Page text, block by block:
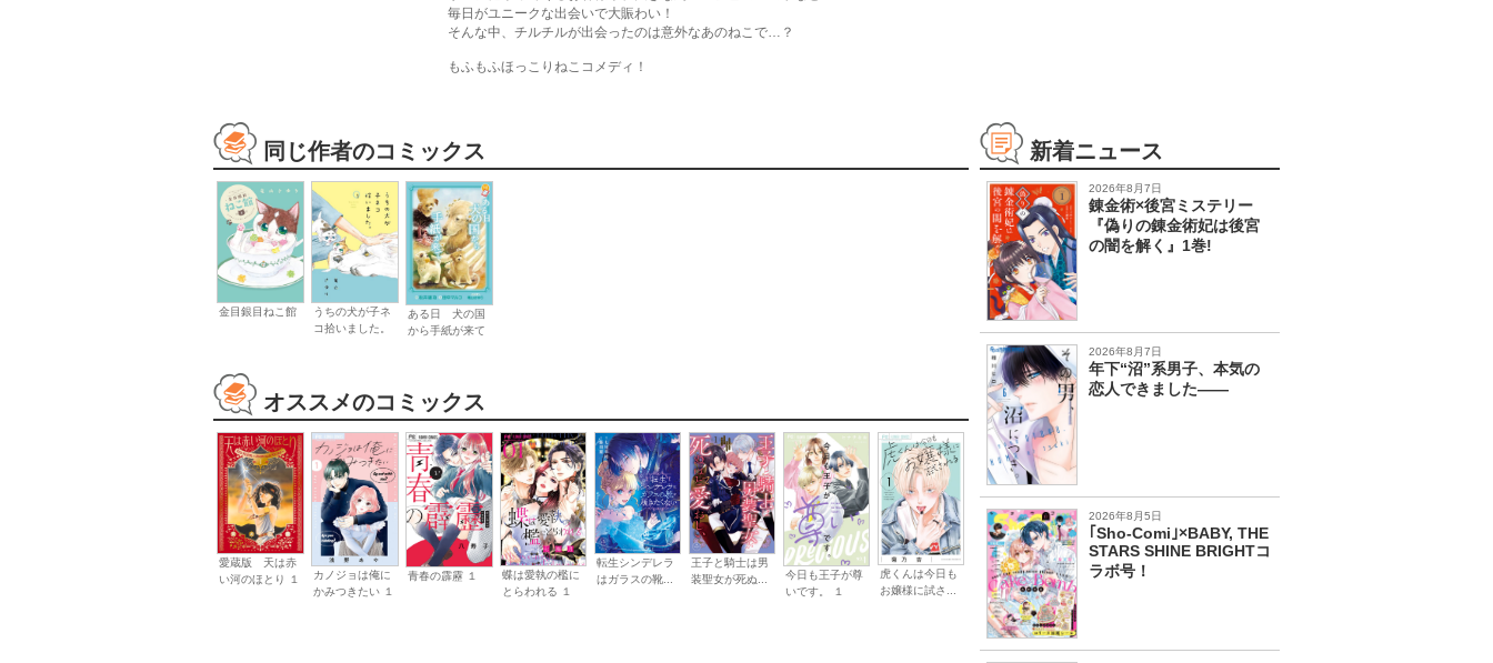
毎日がユニークな出会いで大賑わい！
そんな中、チルチルが出会ったのは意外なあのねこで…？
もふもふほっこりねこコメディ！
同じ作者のコミックス
金目銀目ねこ館
うちの犬が子ネ
コ拾いました。
ある日 犬の国
から手紙が来て
オススメのコミックス
愛蔵版 天は赤
い河のほとり １
カノジョは俺に
かみつきたい １
青春の霹靂 １
蝶は愛執の檻に
とらわれる １
転生シンデレラ
はガラスの靴...
王子と騎士は男
装聖女が死ぬ...
今日も王子が尊
いです。 １
虎くんは今日も
お嬢様に試さ...
新着ニュース
2026年8月7日
錬金術×後宮ミステリー
『偽りの錬金術妃は後宮
の闇を解く』1巻!
2026年8月7日
年下“沼”系男子、本気の
恋人できました――
2026年8月5日
｢Sho-Comi｣×BABY, THE
STARS SHINE BRIGHTコ
ラボ号！